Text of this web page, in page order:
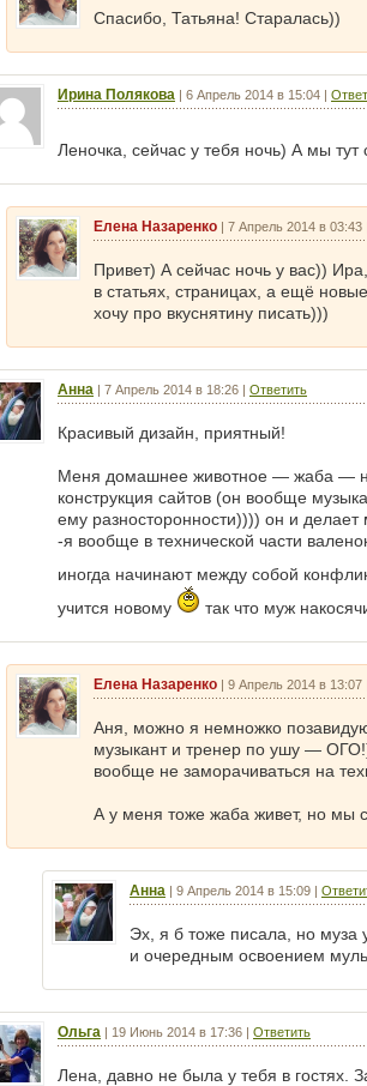
Спасибо, Татьяна! Старалась))
Ирина Полякова | 6 Апрель 2014 в 15:04 |
Леночка, сейчас у тебя ночь) А мы
Елена Назаренко | 7 Апрель 2014 в 03:43
Привет) А сейчас ночь у вас))
в статьях, страницах, а ещё
хочу про вкуснятину писать)))
Анна | 7 Апрель 2014 в 18:26 | Ответить
Красивый дизайн, приятный!
Меня домашнее животное — жаба —
конструкция сайтов (он вообще
ему разносторонности)))) он и делает
-я вообще в технической части
иногда начинают между собой
учится новому
так что муж
Елена Назаренко | 9 Апрель 2014 в 13:07
Аня, можно я немножко
музыкант и тренер по ушу —
вообще не заморачиваться на
А у меня тоже жаба живет, но мы
Анна | 9 Апрель 2014 в 15:09 |
Эх, я б тоже писала, но муза
и очередным освоением
Ольга | 19 Июнь 2014 в 17:36 | Ответить
Лена, давно не была у тебя в гостях.